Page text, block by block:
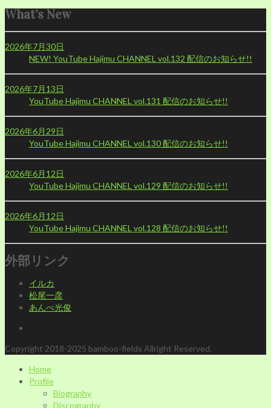
What’s New
2026年7月30日
NEW! YouTube Hajimu CHANNEL vol.132 配信のお知らせ!!
2026年7月13日
YouTube Hajimu CHANNEL vol.131 配信のお知らせ!!
2026年6月29日
YouTube Hajimu CHANNEL vol.130 配信のお知らせ!!
2026年6月12日
YouTube Hajimu CHANNEL vol.129 配信のお知らせ!!
2026年6月12日
YouTube Hajimu CHANNEL vol.128 配信のお知らせ!!
外部リンク
イルカ
松尾一彦
あんべ光俊
Copyright 2018-2025 bamboo-fields Allright Reserved.
Home
Profile
Biography
Discography